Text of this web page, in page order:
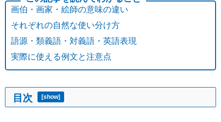
画伯・画家・絵師の意味の違い
それぞれの自然な使い分け方
語源・類義語・対義語・英語表現
実際に使える例文と注意点
目次 [show]